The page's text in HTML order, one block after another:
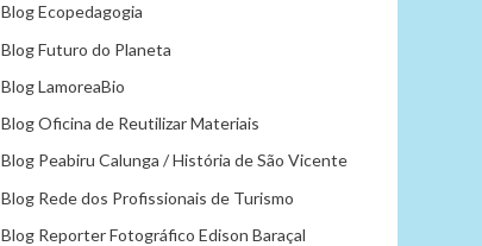
Blog Ecopedagogia
Blog Futuro do Planeta
Blog LamoreaBio
Blog Oficina de Reutilizar Materiais
Blog Peabiru Calunga / História de São Vicente
Blog Rede dos Profissionais de Turismo
Blog Reporter Fotográfico Edison Baraçal